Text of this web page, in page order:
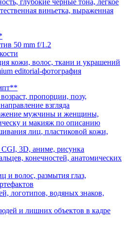
глубокие черные тона, легкое
виньетка, выраженная
50 mm f/1.2
кожи, волос, ткани и украшений
editorial-фотография
пропорции, позу,
взгляда
мужчины и женщины,
и макияж по описанию
лиц, пластиковой кожи,
3D, аниме, рисунка
конечностей, анатомических
и волос, размытия глаз,
логотипов, водяных знаков,
и лишних объектов в кадре